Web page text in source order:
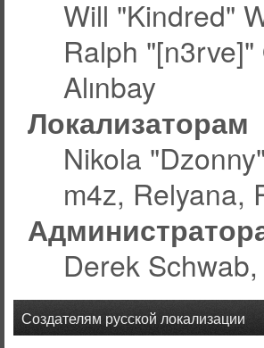
Will "Kindred"
Ralph
Alınbay
Локализаторам
Nikola
m4z, Relyana,
Derek
Создателям русской локализации